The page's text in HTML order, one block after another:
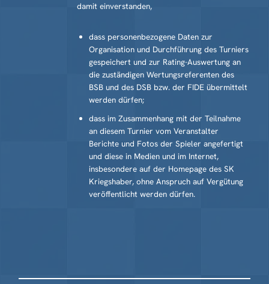
damit einverstanden,
dass personenbezogene Daten zur
Organisation und Durchführung des Turniers
gespeichert und zur Rating-Auswertung an
die zuständigen Wertungs­referenten des
BSB und des DSB bzw. der FIDE übermittelt
werden dürfen;
dass im Zusammenhang mit der Teilnahme
an diesem Turnier vom Ver­anstalter
Berichte und Fotos der Spieler angefertigt
und diese in Medien und im Internet,
insbesondere auf der Homepage des SK
Kriegshaber, ohne Anspruch auf Vergütung
veröffentlicht werden dürfen.